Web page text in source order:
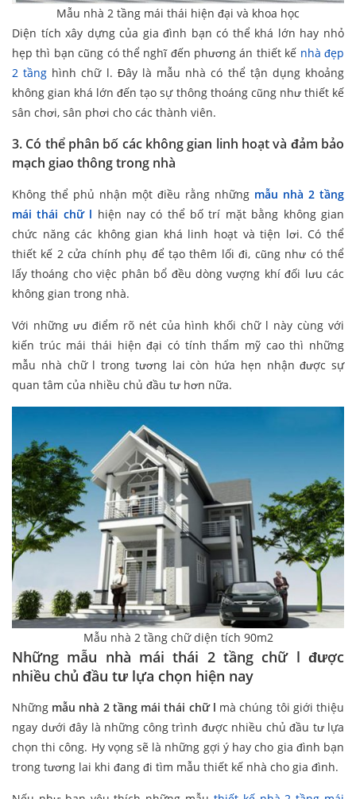
Mẫu nhà 2 tầng mái thái hiện đại và khoa học
Diện tích xây dựng của gia đình bạn có thể khá lớn hay nhỏ
hẹp thì bạn cũng có thể nghĩ đến phương án thiết kế nhà đẹp
2 tầng hình chữ l. Đây là mẫu nhà có thể tận dụng khoảng
không gian khá lớn đến tạo sự thông thoáng cũng như thiết kế
sân chơi, sân phơi cho các thành viên.
3. Có thể phân bố các không gian linh hoạt và đảm bảo
mạch giao thông trong nhà
Không thể phủ nhận một điều rằng những mẫu nhà 2 tầng
mái thái chữ l hiện nay có thể bố trí mặt bằng không gian
chức năng các không gian khá linh hoạt và tiện lơi. Có thể
thiết kế 2 cửa chính phụ để tạo thêm lối đi, cũng như có thể
lấy thoáng cho việc phân bổ đều dòng vượng khí đối lưu các
không gian trong nhà.
Với những ưu điểm rõ nét của hình khối chữ l này cùng với
kiến trúc mái thái hiện đại có tính thẩm mỹ cao thì những
mẫu nhà chữ l trong tương lai còn hứa hẹn nhận được sự
quan tâm của nhiều chủ đầu tư hơn nữa.
Mẫu nhà 2 tầng chữ diện tích 90m2
Những mẫu nhà mái thái 2 tầng chữ l được
nhiều chủ đầu tư lựa chọn hiện nay
Những mẫu nhà 2 tầng mái thái chữ l mà chúng tôi giới thiệu
ngay dưới đây là những công trình được nhiều chủ đầu tư lựa
chọn thi công. Hy vọng sẽ là những gợi ý hay cho gia đình bạn
trong tương lai khi đang đi tìm mẫu thiết kế nhà cho gia đình.